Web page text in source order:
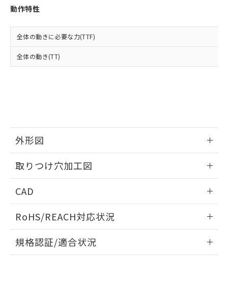
動作特性
全体の動きに必要な力(TTF)
全体の動き(TT)
外形図
取りつけ穴加工図
CAD
ドすることができます。
ログイン/会員登録
RoHS/REACH対応状況
EU RoHS 注意事項・凡例
規格認証/適合状況
品・サービスに関するお客様との取
引・商談に必要な範囲で利用すること
※当社の共同利用者とは、
の共同利用に関して"
の「1.共同利
とができます。
EU RoHS指令（10物質）の非含有証明書
51物質の非含有証明書（当社基準）
荷製品に未対応品が混在することから備考
欄に対応日を記載しておりました。
既に当社にて対応品への在庫切替を完了
していることから、特段のことがない限
り、2022年1月12日より割愛しておりま
合意する